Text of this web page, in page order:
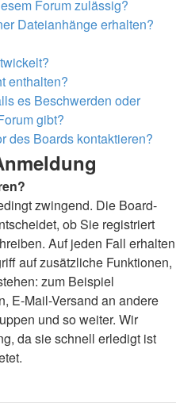
Forum zulässig?
Dateianhänge erhalten?
enthalten?
es Beschwerden oder
gibt?
des Boards kontaktieren?
zwingend. Die Board-
ob Sie registriert
Auf jeden Fall erhalten
auf zusätzliche Funktionen,
zum Beispiel
E-Mail-Versand an andere
und so weiter. Wir
da sie schnell erledigt ist